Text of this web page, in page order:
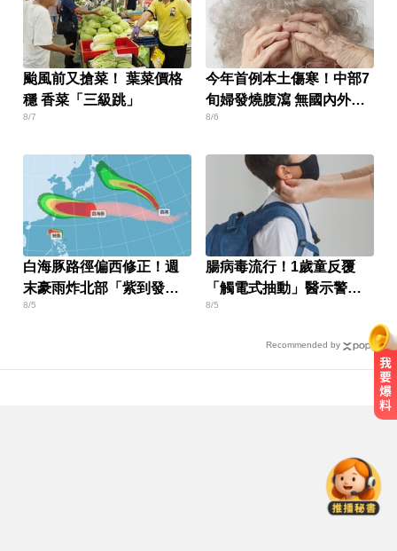
颱風前又搶菜！ 葉菜價格
穩 香菜「三級跳」
8/7
今年首例本土傷寒！中部7
旬婦發燒腹瀉 無國內外旅
遊史
8/6
白海豚路徑偏西修正！週
末豪雨炸北部「紫到發
白」
8/5
腸病毒流行！1歲童反覆
「觸電式抽動」醫示警：
恐是重症
8/5
Recommended by